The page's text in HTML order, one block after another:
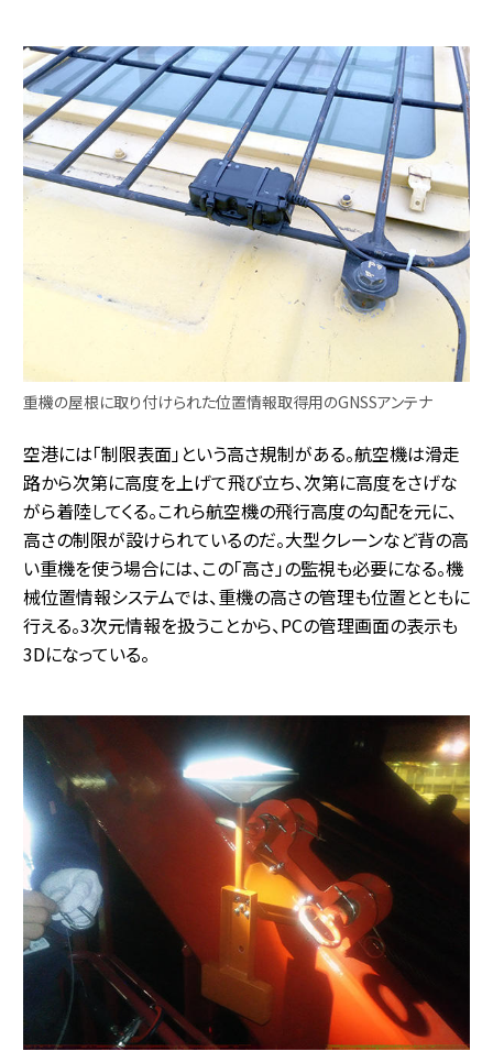
重機の屋根に取り付けられた位置情報取得用のGNSSアンテナ
空港には「制限表面」という高さ規制がある。航空機は滑走
路から次第に高度を上げて飛び立ち、次第に高度をさげな
がら着陸してくる。これら航空機の飛行高度の勾配を元に、
高さの制限が設けられているのだ。大型クレーンなど背の高
い重機を使う場合には、この「高さ」の監視も必要になる。機
械位置情報システムでは、重機の高さの管理も位置とともに
行える。3次元情報を扱うことから、PCの管理画面の表示も
3Dになっている。